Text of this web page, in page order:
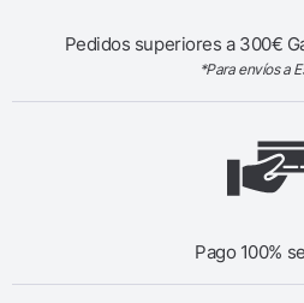
Pedidos superiores a 300€
*Para envíos a
Pago 100%